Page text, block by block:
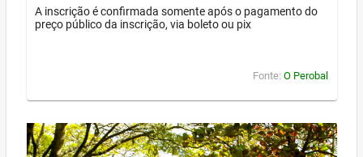
A inscrição é confirmada somente após o pagamento do
preço público da inscrição, via boleto ou pix
Fonte: O Perobal